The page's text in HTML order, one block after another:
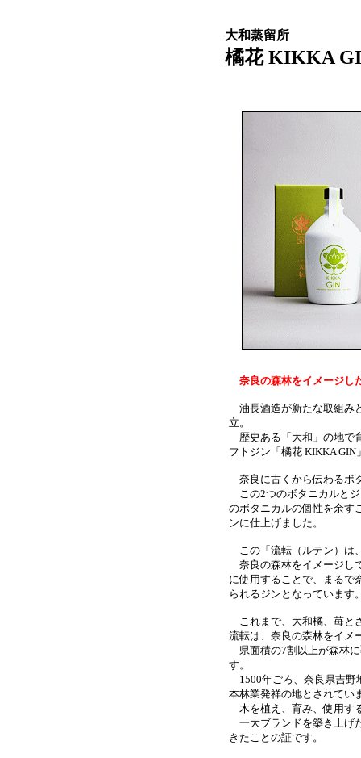
大和蒸留所
橘花 KIKKA
奈良の森林をイメージし
油長酒造が新たな取組み
立。
歴史ある「大和」の地で
フトジン「橘花 KIKKA
奈良に古くから伝わるボ
この2つのボタニカルと
のボタニカルの個性を余す
ンに仕上げました。
この「流転（ルテン）は
奈良の森林をイメージし
に使用することで、まるで
られるジンとなっています
これまで、大和橘、苺と
流転は、奈良の森林をイメ
県面積の7割以上が森林
す。
1500年ごろ、奈良県吉野
本林業発祥の地とされてい
木を植え、育み、使用す
一大ブランドを築き上げ
きたことの証です。